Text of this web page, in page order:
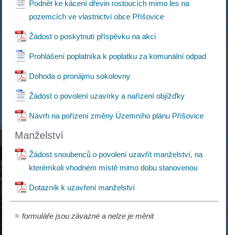
Podnět ke kácení dřevin rostoucích mimo les na
pozemcích ve vlastnictví obce Příšovice
Žádost o poskytnutí příspěvku na akci
Prohlášení poplatníka k poplatku za komunální odpad
Dohoda o pronájmu sokolovny
Žádost o povolení uzavírky a nařízení objížďky
Návrh na pořízení změny Územního plánu Příšovice
Manželství
Žádost snoubenců o povolení uzavřít manželství, na
kterémkoli vhodném místě mimo dobu stanovenou
Dotazník k uzavření manželství
formuláře jsou závazné a nelze je měnit